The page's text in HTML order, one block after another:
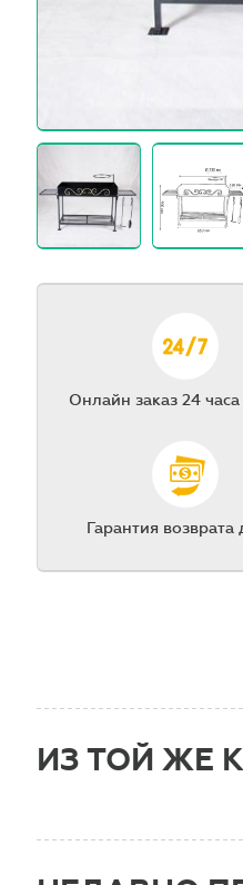
Онлайн заказ 24 часа
Гарантия возврата
ИЗ ТОЙ ЖЕ